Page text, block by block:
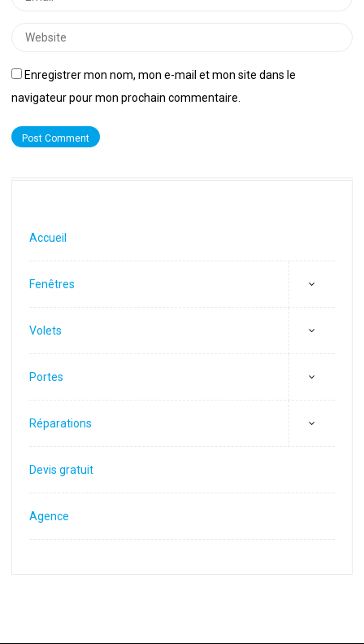
Website
Enregistrer mon nom, mon e-mail et mon site dans le
navigateur pour mon prochain commentaire.
Accueil
Fenêtres
Volets
Portes
Réparations
Devis gratuit
Agence